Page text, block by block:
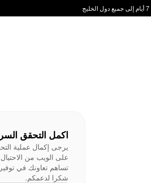
اكمل التحقق
يرجى إكمال عملية
على الويب من
تساهم تعاونك في
شكرا لدعمكم.